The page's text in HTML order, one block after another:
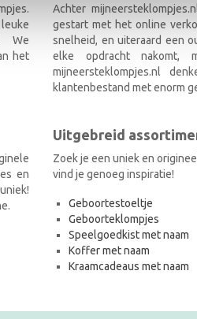
We
het
Achter
gestart met het online
snelheid, en uiteraard een
elke opdracht
mijneersteklompjes.nl
klantenbestand met enorm
en
Uitgebreid
Zoek je een uniek en
vind je genoeg inspiratie!
Geboortestoeltje
Geboorteklompjes
Speelgoedkist met naam
Koffer met naam
Kraamcadeaus met naam